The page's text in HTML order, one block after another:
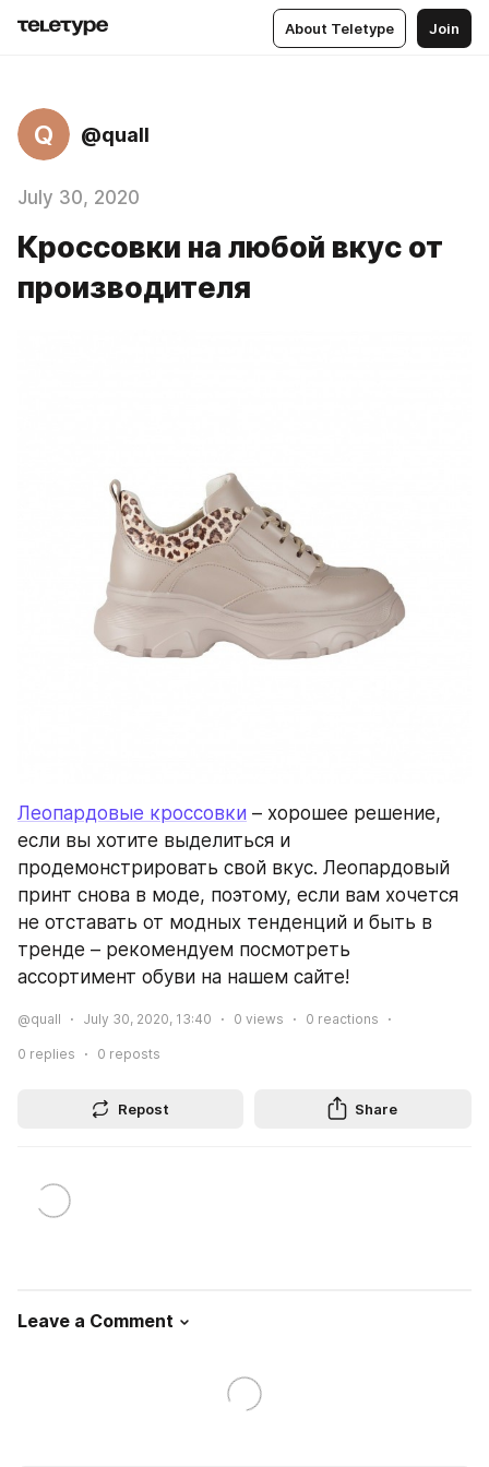
About Teletype Join
Q @quall
July 30, 2020
Кроссовки на любой вкус от
производителя
Леопардовые кроссовки – хорошее решение,
если вы хотите выделиться и
продемонстрировать свой вкус. Леопардовый
принт снова в моде, поэтому, если вам хочется
не отставать от модных тенденций и быть в
тренде – рекомендуем посмотреть
ассортимент обуви на нашем сайте!
@quall July 30, 2020, 13:40 0 views 0 reactions
0 replies 0 reposts
Repost Share
Leave a Comment